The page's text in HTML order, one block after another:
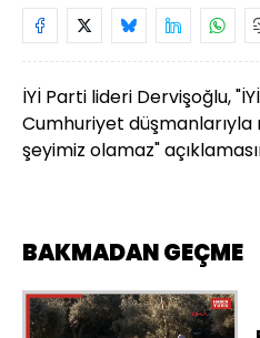
İYİ Parti lideri Dervişoğlu,
Cumhuriyet
şeyimiz olamaz"
BAKMADAN GEÇME